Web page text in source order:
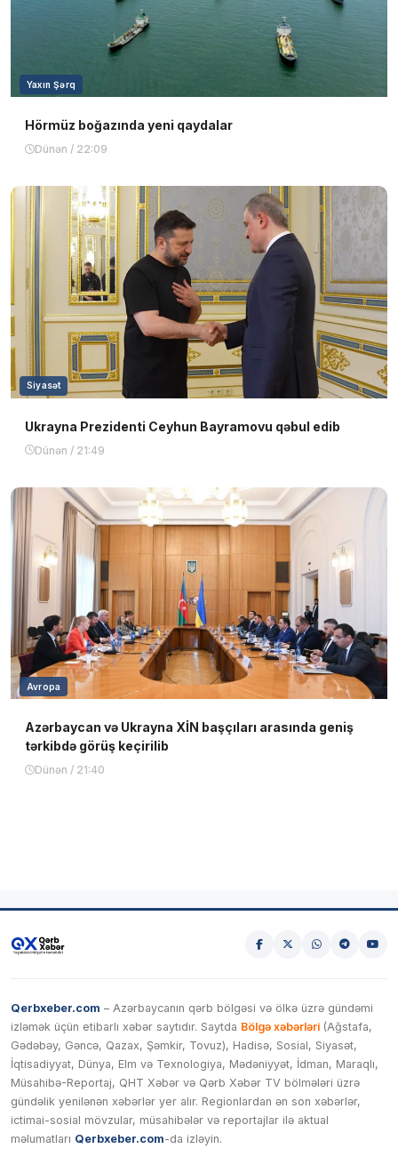
Yaxın Şərq
Hörmüz boğazında yeni qaydalar
Dünən / 22:09
Siyasət
Ukrayna Prezidenti Ceyhun Bayramovu qəbul edib
Dünən / 21:49
Avropa
Azərbaycan və Ukrayna XİN başçıları arasında geniş
tərkibdə görüş keçirilib
Dünən / 21:40
Qerbxeber.com – Azərbaycanın qərb bölgəsi və ölkə üzrə gündəmi
izləmək üçün etibarlı xəbər saytıdır. Saytda Bölgə xəbərləri (Ağstafa,
Gədəbəy, Gəncə, Qazax, Şəmkir, Tovuz), Hadisə, Sosial, Siyasət,
İqtisadiyyat, Dünya, Elm və Texnologiya, Mədəniyyət, İdman, Maraqlı,
Müsahibə-Reportaj, QHT Xəbər və Qərb Xəbər TV bölmələri üzrə
gündəlik yenilənən xəbərlər yer alır. Regionlardan ən son xəbərlər,
ictimai-sosial mövzular, müsahibələr və reportajlar ilə aktual
məlumatları Qerbxeber.com-da izləyin.